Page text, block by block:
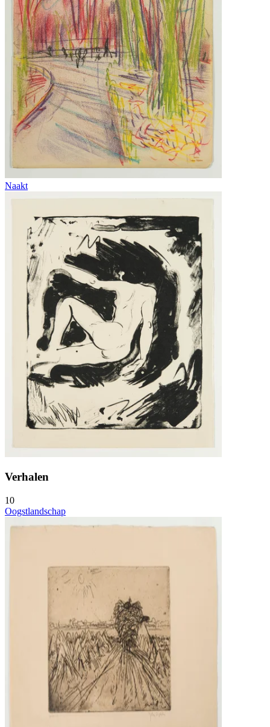
Naakt
Verhalen
10
Oogstlandschap